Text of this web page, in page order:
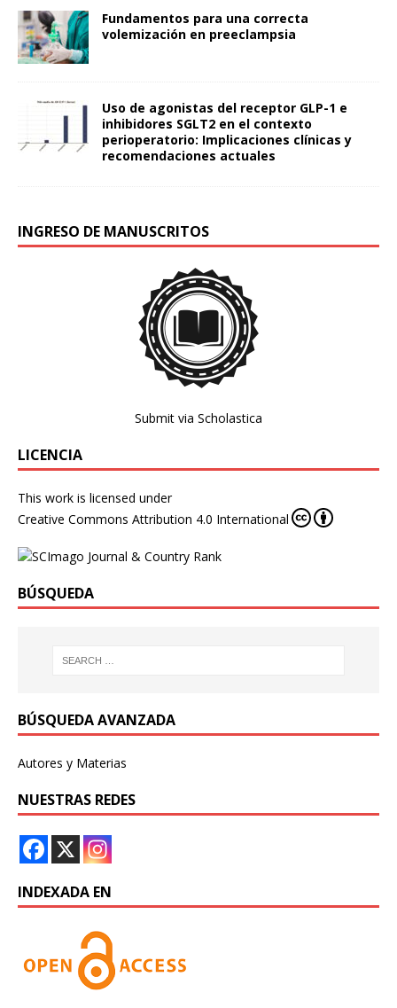
Fundamentos para una correcta
volemización en preeclampsia
Uso de agonistas del receptor GLP-1 e
inhibidores SGLT2 en el contexto
perioperatorio: Implicaciones clínicas y
recomendaciones actuales
INGRESO DE MANUSCRITOS
Submit via Scholastica
LICENCIA
This work is licensed under
Creative Commons Attribution 4.0 International
BÚSQUEDA
BÚSQUEDA AVANZADA
Autores y Materias
NUESTRAS REDES
INDEXADA EN